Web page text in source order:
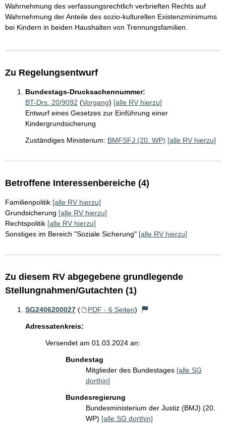
Wahrnehmung des verfassungsrechtlich verbrieften Rechts auf
Wahrnehmung der Anteile des sozio-kulturellen Existenzminimums
bei Kindern in beiden Haushalten von Trennungsfamilien.
Zu Regelungsentwurf
Bundestags-Drucksachennummer:
BT-Drs. 20/9092 (Vorgang) [alle RV hierzu]
Entwurf eines Gesetzes zur Einführung einer
Kindergrundsicherung
Zuständiges Ministerium: BMFSFJ (20. WP) [alle RV hierzu]
Betroffene Interessenbereiche (4)
Familienpolitik [alle RV hierzu]
Grundsicherung [alle RV hierzu]
Rechtspolitik [alle RV hierzu]
Sonstiges im Bereich "Soziale Sicherung" [alle RV hierzu]
Zu diesem RV abgegebene grundlegende
Stellungnahmen/Gutachten (1)
SG2406200027 ( PDF - 6 Seiten)
Adressatenkreis:
Versendet am 01.03.2024 an:
Bundestag
Mitglieder des Bundestages [alle SG
dorthin]
Bundesregierung
Bundesministerium der Justiz (BMJ) (20.
WP) [alle SG dorthin]